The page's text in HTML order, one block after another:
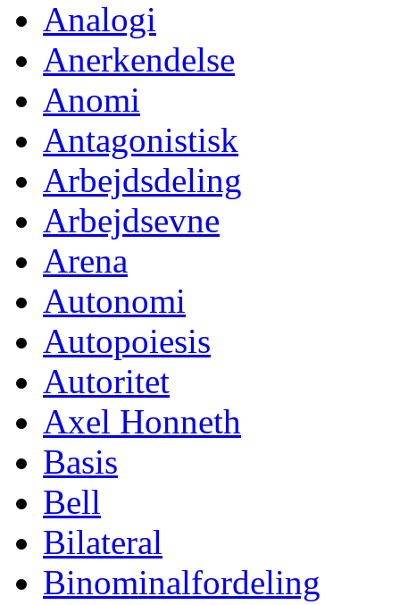
Analogi
Anerkendelse
Anomi
Antagonistisk
Arbejdsdeling
Arbejdsevne
Arena
Autonomi
Autopoiesis
Autoritet
Axel Honneth
Basis
Bell
Bilateral
Binominalfordeling